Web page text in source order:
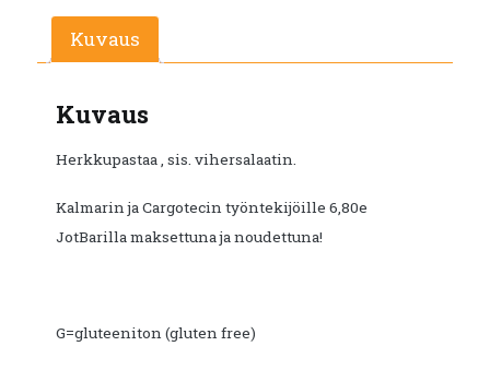
€9.90.
Kuvaus
Kuvaus
Herkkupastaa , sis. vihersalaatin.
Kalmarin ja Cargotecin työntekijöille 6,80e
JotBarilla maksettuna ja noudettuna!
G=gluteeniton (gluten free)